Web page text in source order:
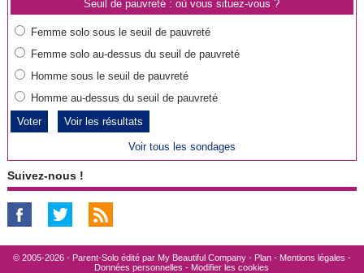
Seuil de pauvreté : où vous situez-vous ?
Femme solo sous le seuil de pauvreté
Femme solo au-dessus du seuil de pauvreté
Homme sous le seuil de pauvreté
Homme au-dessus du seuil de pauvreté
Voir les résultats
Voir tous les sondages
Suivez-nous !
© 2005-2026 - Parent-Solo édité par My Beautiful Company- Plan- Mentions légales -
Données personnelles - Modifier les cookies